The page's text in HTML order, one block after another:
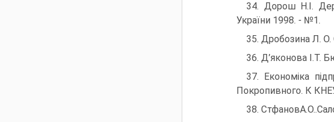
34. Дорош Н.І.
України 1998. - №1.
35. Дробозина Л.
36. Д’яконова І.Т.
37. Економіка
Покропивного. К
38.